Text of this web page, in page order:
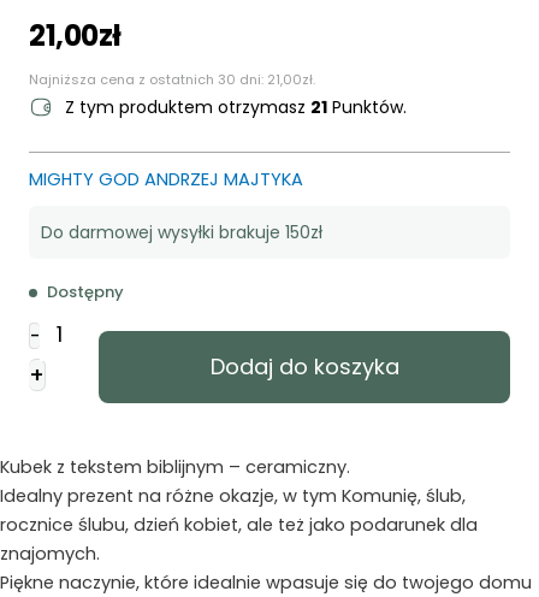
21,00zł
Najniższa cena z ostatnich 30 dni: 21,00zł.
Z tym produktem otrzymasz 21 Punktów.
MIGHTY GOD ANDRZEJ MAJTYKA
Do darmowej wysyłki brakuje 150zł
Dostępny
-
Kubek
ceramiczny
mogę
w
Tym
który
mnie
+ Dodaj do koszyka
Kubek z tekstem biblijnym – ceramiczny.
Idealny prezent na różne okazje, w tym Komunię, ślub,
rocznice ślubu, dzień kobiet, ale też jako podarunek dla
znajomych.
Piękne naczynie, które idealnie wpasuje się do twojego domu